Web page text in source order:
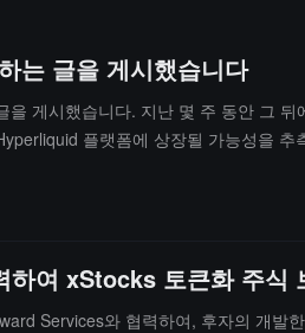
는 글을 게시했습니다
게시했습니다. 지난 몇 주 동안 그
플랫폼에 상장될 가능성을 추
여 xStocks 토큰화 주식
Services와 협력하여, 후자의 개